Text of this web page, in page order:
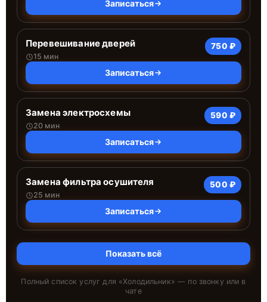
Записаться
Перевешивание дверей
15 мин
750 ₽
Записаться
Замена электросхемы
20 мин
590 ₽
Записаться
Замена фильтра осушителя
25 мин
500 ₽
Записаться
Показать всё
Полный список услуг для «Холодильник» — по звонку или в
чате